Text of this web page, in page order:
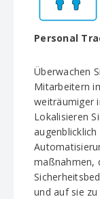
Personal
Überwachen
Mitarbeitern
weiträumiger
Lokalisieren
maßnahmen,
und auf sie zu